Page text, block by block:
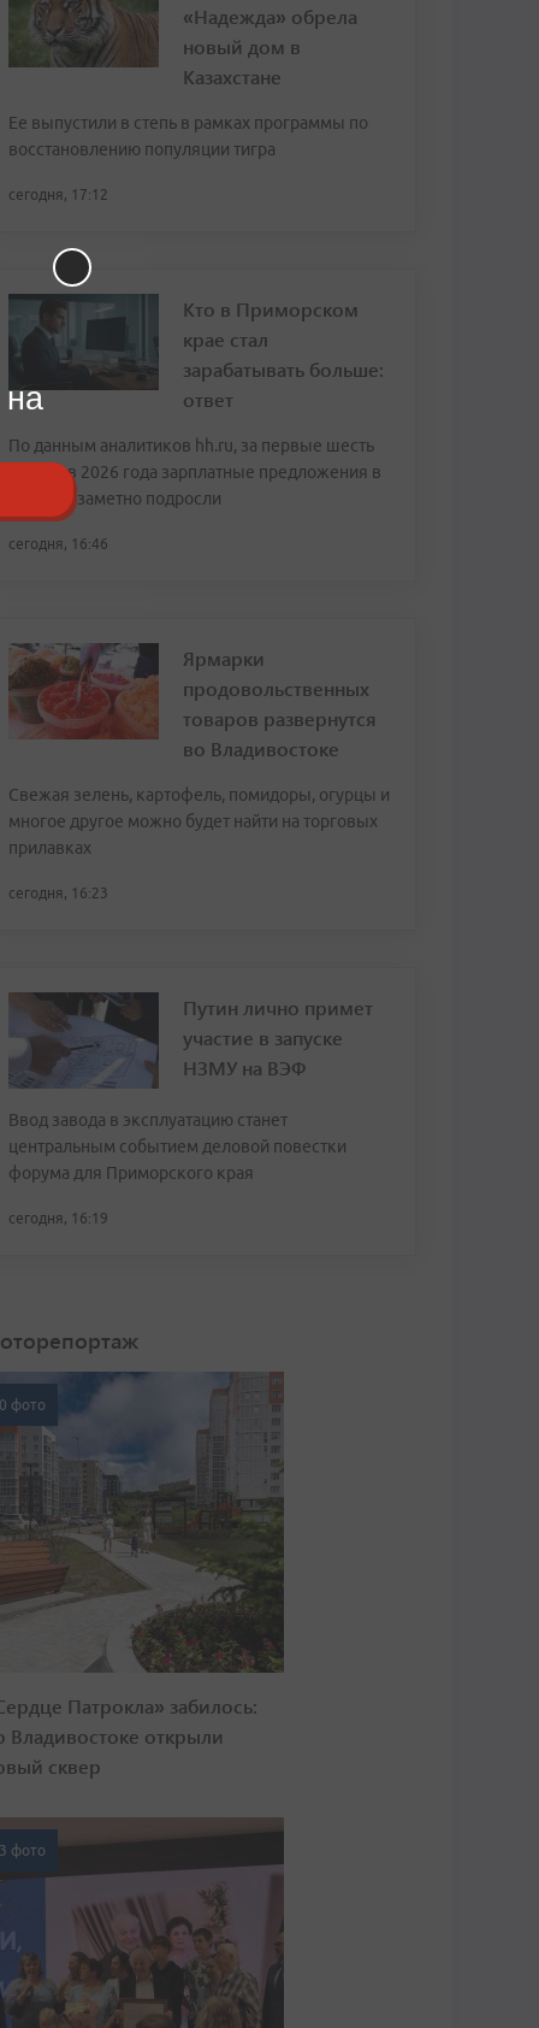
«Надежда» обрела
новый дом в
Казахстане
Ее выпустили в степь в рамках программы по
восстановлению популяции тигра
сегодня, 17:12
Кто в Приморском
крае стал
зарабатывать больше:
ответ
По данным аналитиков hh.ru, за первые шесть
месяцев 2026 года зарплатные предложения в
регионе заметно подросли
сегодня, 16:46
Ярмарки
продовольственных
товаров развернутся
во Владивостоке
Свежая зелень, картофель, помидоры, огурцы и
многое другое можно будет найти на торговых
прилавках
сегодня, 16:23
Путин лично примет
участие в запуске
НЗМУ на ВЭФ
Ввод завода в эксплуатацию станет
центральным событием деловой повестки
форума для Приморского края
сегодня, 16:19
фото
Патрокла» забилось:
Владивостоке открыли
сквер
фото